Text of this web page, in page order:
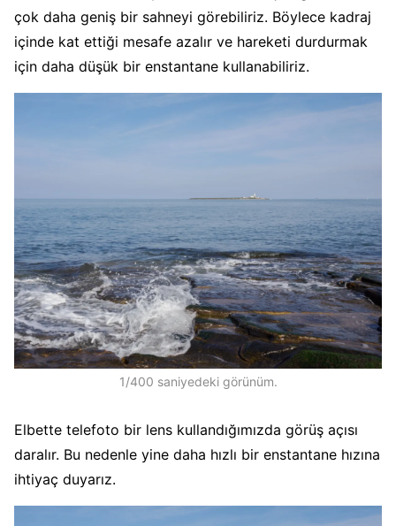
çok daha geniş bir sahneyi görebiliriz. Böylece kadraj
içinde kat ettiği mesafe azalır ve hareketi durdurmak
için daha düşük bir enstantane kullanabiliriz.
1/400 saniyedeki görünüm.
Elbette telefoto bir lens kullandığımızda görüş açısı
daralır. Bu nedenle yine daha hızlı bir enstantane hızına
ihtiyaç duyarız.